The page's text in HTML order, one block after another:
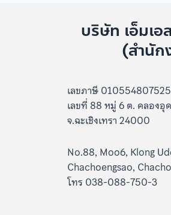
บริษัท เอ็มเอ
(สำนัก
เลขภาษี
เลขที่ 88 หมู่ 6 ต. คลองอุ
จ.ฉะเชิงเทรา 24000
No.88, Moo6, Klong
Chachoengsao,
โทร 038-088-750-3